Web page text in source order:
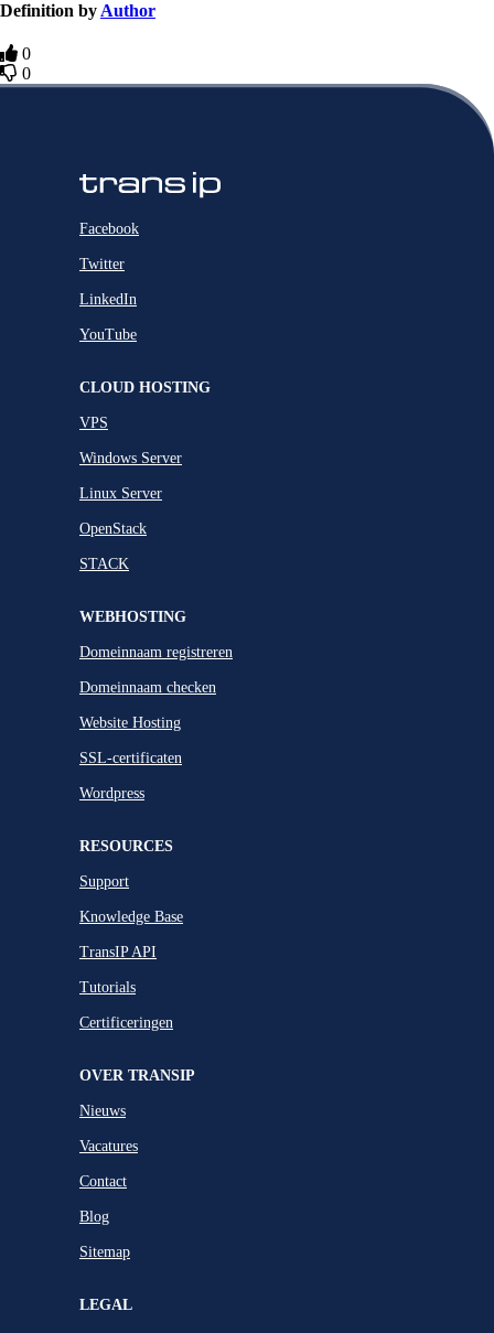
Definition by Author
0
0
Facebook
Twitter
LinkedIn
YouTube
CLOUD HOSTING
VPS
Windows Server
Linux Server
OpenStack
STACK
WEBHOSTING
Domeinnaam registreren
Domeinnaam checken
Website Hosting
SSL-certificaten
Wordpress
RESOURCES
Support
Knowledge Base
TransIP API
Tutorials
Certificeringen
OVER TRANSIP
Nieuws
Vacatures
Contact
Blog
Sitemap
LEGAL